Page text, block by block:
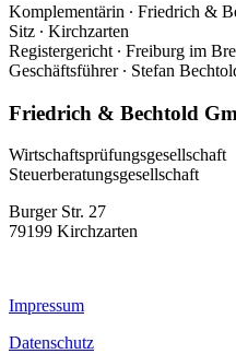
Komplementärin ∙ Friedrich &
Sitz ∙ Kirchzarten
Registergericht ∙ Freiburg im
Geschäftsführer ∙ Stefan
Friedrich & Bechtold
Wirtschaftsprüfungsgesellschaft
Steuerberatungsgesellschaft
Burger Str. 27
79199 Kirchzarten
Impressum
Datenschutz